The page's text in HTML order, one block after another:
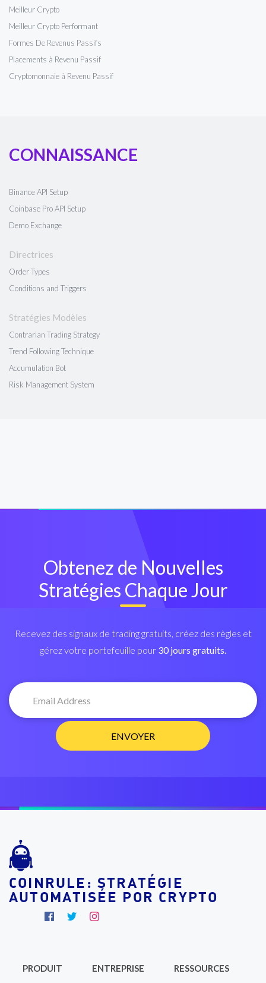
Meilleur Crypto
Meilleur Crypto Performant
Formes De Revenus Passifs
Placements à Revenu Passif
Cryptomonnaie à Revenu Passif
CONNAISSANCE
Binance API Setup
Coinbase Pro API Setup
Demo Exchange
Directrices
Order Types
Conditions and Triggers
Stratégies Modèles
Contrarian Trading Strategy
Trend Following Technique
Accumulation Bot
Risk Management System
Obtenez de Nouvelles
Stratégies Chaque Jour
Recevez des signaux de trading gratuits, créez des règles et
gérez votre portefeuille pour 30 jours gratuits.
COINRULE: STRATÉGIE
AUTOMATISÉE POR CRYPTO
PRODUIT ENTREPRISE RESSOURCES